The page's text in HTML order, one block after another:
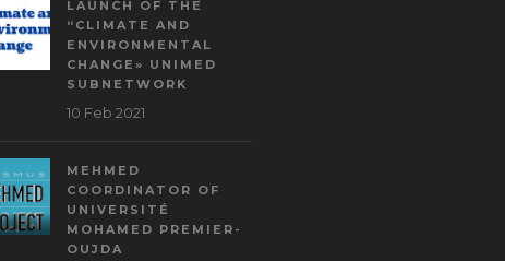
LAUNCH OF THE
“CLIMATE AND
ENVIRONMENTAL
CHANGE» UNIMED
SUBNETWORK
10 Feb 2021
MEHMED
COORDINATOR OF
UNIVERSITÉ
MOHAMED PREMIER-
OUJDA